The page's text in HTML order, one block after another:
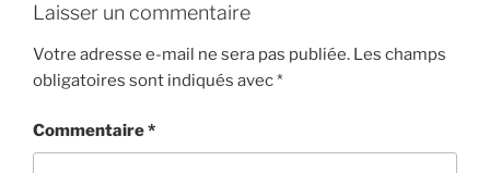
Laisser un commentaire
Votre adresse e-mail ne sera pas publiée. Les champs
obligatoires sont indiqués avec*
Commentaire*